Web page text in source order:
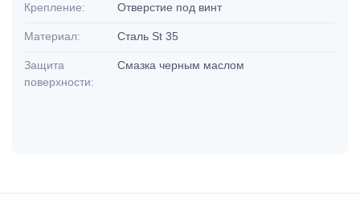
Крепление: Отверстие под винт
Материал: Сталь St 35
Защита
поверхности:
Смазка черным маслом